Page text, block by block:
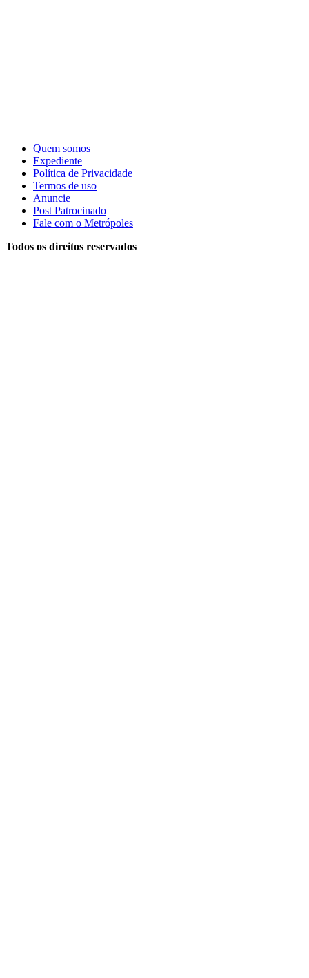
Quem somos
Expediente
Política de Privacidade
Termos de uso
Anuncie
Post Patrocinado
Fale com o Metrópoles
Todos os direitos reservados